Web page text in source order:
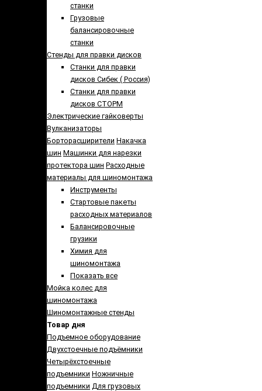
станки
Грузовые
балансировочные
станки
Стенды для правки дисков
Cтанки для правки
дисков Сибек ( Россия)
Станки для правки
дисков СТОРМ
Электрические гайковерты
Вулканизаторы
Борторасширители Накачка
шин Машинки для нарезки
протектора шин Расходные
материалы для шиномонтажа
Инструменты
Стартовые пакеты
расходных материалов
Балансировочные
грузики
Химия для
шиномонтажа
Показать все
Мойка колес для
шиномонтажа
Шиномонтажные стенды
Товар дня
Подъемное оборудование
Двухстоечные подъёмники
Четырёхстоечные
подъемники Ножничные
подъемники Для грузовых